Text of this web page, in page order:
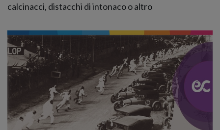
calcinacci, distacchi di intonaco o altro